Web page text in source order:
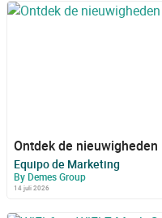
Ontdek de
Equipo de Marketing
By Demes Group
14 juli 2026